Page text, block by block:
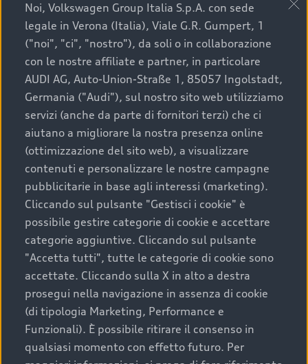
A breve verrai ricontattato dal Customer Care
Audi Center o direttamente dal Concessionario
che ti supporterà per finalizzare la tua richiesta.
La qualità di acquistare
un’auto usata Audi
Scegliere un’auto usata è una decisione che coniuga
convenienza, affidabilità e sostenibilità. Per fare un
acquisto sicuro, è essenziale considerare aspetti
determinanti come la garanzia inclusa e l’affidabilità del
marchio. Audi offre l’auto usata perfetta tramite Audi
Prima Scelta :plus
Cosa sapere prima di
Noi, Volkswagen Group Italia S.p.A. con sede
legale in Verona (Italia), Viale G.R. Gumpert, 1
("noi", "ci", "nostro"), da soli o in collaborazione
con le nostre affiliate e partner, in particolare
AUDI AG, Auto-Union-Straße 1, 85057 Ingolstadt,
Germania ("Audi"), sul nostro sito web utilizziamo
servizi (anche da parte di fornitori terzi) che ci
aiutano a migliorare la nostra presenza online
(ottimizzazione del sito web), a visualizzare
contenuti e personalizzare le nostre campagne
pubblicitarie in base agli interessi (marketing).
Cliccando sul pulsante "Gestisci i cookie" è
possibile gestire categorie di cookie e accettare
categorie aggiuntive. Cliccando sul pulsante
"Accetta tutti", tutte le categorie di cookie sono
accettate. Cliccando sulla X in alto a destra
prosegui nella navigazione in assenza di cookie
(di tipologia Marketing, Performance e
Funzionali). È possibile ritirare il consenso in
qualsiasi momento con effetto futuro. Per